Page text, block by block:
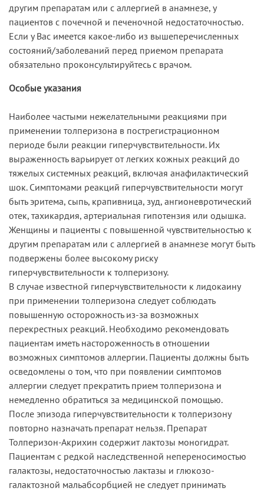
другим препаратам или с аллергией в анамнезе, у
пациентов с почечной и печеночной недостаточностью.
Если у Вас имеется какое-либо из вышеперечисленных
состояний/заболеваний перед приемом препарата
обязательно проконсультируйтесь с врачом.
Особые указания
Наиболее частыми нежелательными реакциями при
применении толперизона в пострегистрационном
периоде были реакции гиперчувствительности. Их
выраженность варьирует от легких кожных реакций до
тяжелых системных реакций, включая анафилактический
шок. Симптомами реакций гиперчувствительности могут
быть эритема, сыпь, крапивница, зуд, ангионевротический
отек, тахикардия, артериальная гипотензия или одышка.
Женщины и пациенты с повышенной чувствительностью к
другим препаратам или с аллергией в анамнезе могут быть
подвержены более высокому риску
гиперчувствительности к толперизону.
В случае известной гиперчувствительности к лидокаину
при применении толперизона следует соблюдать
повышенную осторожность из-за возможных
перекрестных реакций. Необходимо рекомендовать
пациентам иметь настороженность в отношении
возможных симптомов аллергии. Пациенты должны быть
осведомлены о том, что при появлении симптомов
аллергии следует прекратить прием толперизона и
немедленно обратиться за медицинской помощью.
После эпизода гиперчувствительности к толперизону
повторно назначать препарат нельзя. Препарат
Толперизон-Акрихин содержит лактозы моногидрат.
Пациентам с редкой наследственной непереносимостью
галактозы, недостаточностью лактазы и глюкозо-
галактозной мальабсорбцией не следует принимать